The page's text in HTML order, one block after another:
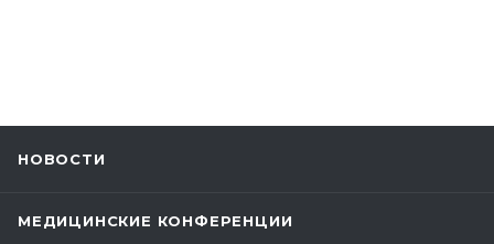
НОВОСТИ
МЕДИЦИНСКИЕ КОНФЕРЕНЦИИ